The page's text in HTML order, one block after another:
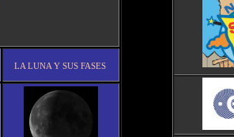
LA LUNA Y SUS FASES